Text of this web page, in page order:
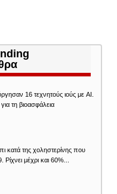
16 τεχνητούς ιούς με AI.
τη βιοασφάλεια
κατά της χοληστερίνης που
μέχρι και 60%...